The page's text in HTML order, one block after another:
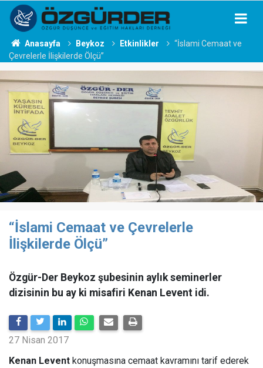
Anasayfa Beykoz Etkinlikler
“İslami Cemaat ve
Çevrelerle İlişkilerde Ölçü”
“İslami Cemaat ve Çevrelerle
İlişkilerde Ölçü”
Özgür-Der Beykoz şubesinin aylık seminerler
dizisinin bu ay ki misafiri Kenan Levent idi.
27 Nisan 2017
Kenan Levent konuşmasına cemaat kavramını tarif ederek